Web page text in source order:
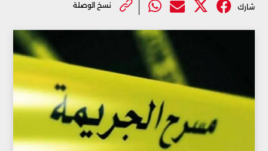
شارك نسخ الوصلة